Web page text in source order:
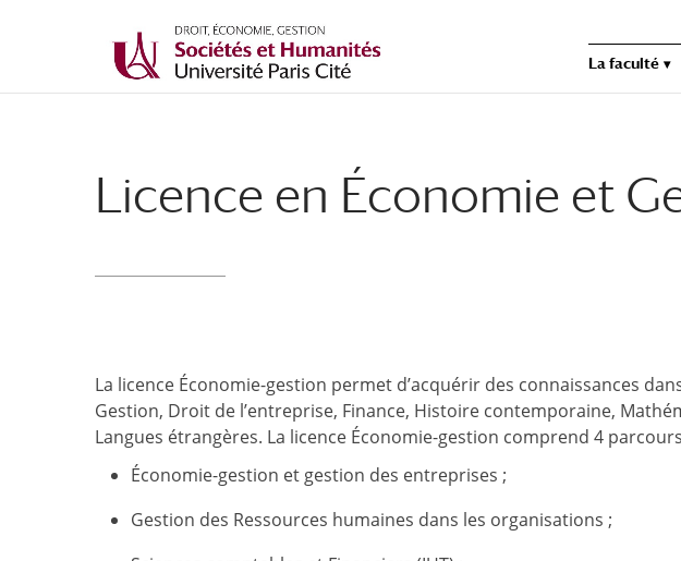
La faculté
Licence en Économie et
La licence Économie-gestion permet d’acquérir des connaissances
Gestion, Droit de l’entreprise, Finance, Histoire contemporaine,
Langues étrangères. La licence Économie-gestion comprend 4
Économie-gestion et gestion des entreprises ;
Gestion des Ressources humaines dans les organisations ;